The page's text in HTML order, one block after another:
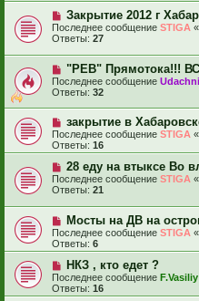
Закрытие 2012 г
Последнее сообщение STIGA «
Ответы: 27
"РЕВ" Прямотока!!!
Последнее сообщение
Ответы: 32
закрытие в
Последнее сообщение STIGA «
Ответы: 16
28 еду на втыксе Во
Последнее сообщение STIGA «
Ответы: 21
Мосты на ДВ на
Последнее сообщение STIGA «
Ответы: 6
НКЗ , кто едет ?
Последнее сообщение F.Vasiliy
Ответы: 16